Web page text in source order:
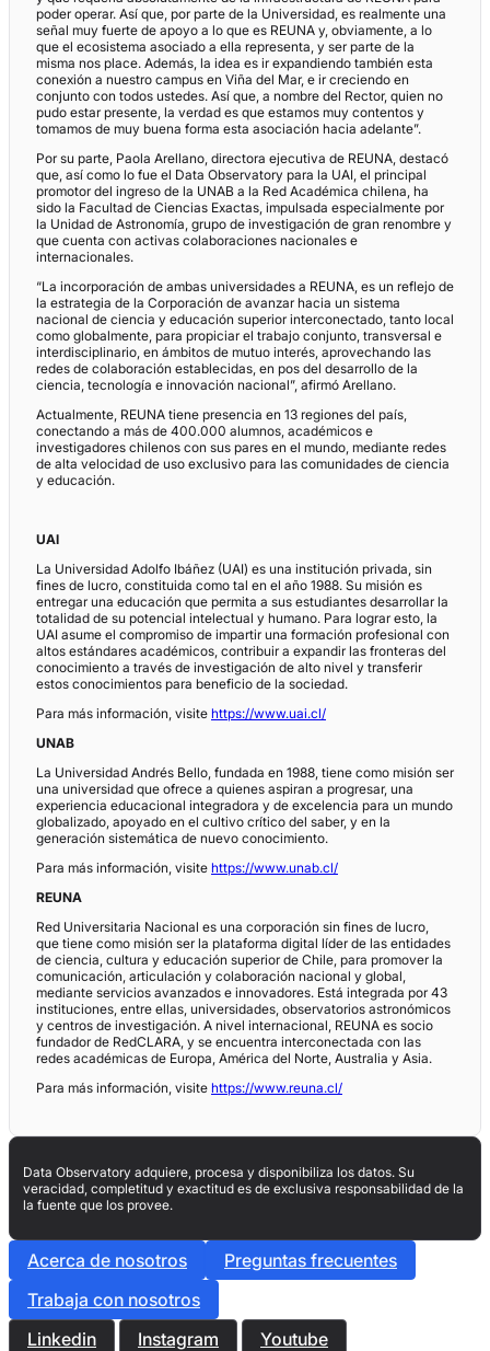
poder operar. Así que, por parte de la Universidad, es realmente una
señal muy fuerte de apoyo a lo que es REUNA y, obviamente, a lo
que el ecosistema asociado a ella representa, y ser parte de la
misma nos place. Además, la idea es ir expandiendo también esta
conexión a nuestro campus en Viña del Mar, e ir creciendo en
conjunto con todos ustedes. Así que, a nombre del Rector, quien no
pudo estar presente, la verdad es que estamos muy contentos y
tomamos de muy buena forma esta asociación hacia adelante”.
Por su parte, Paola Arellano, directora ejecutiva de REUNA, destacó
que, así como lo fue el Data Observatory para la UAI, el principal
promotor del ingreso de la UNAB a la Red Académica chilena, ha
sido la Facultad de Ciencias Exactas, impulsada especialmente por
la Unidad de Astronomía, grupo de investigación de gran renombre y
que cuenta con activas colaboraciones nacionales e
internacionales.
“La incorporación de ambas universidades a REUNA, es un reflejo de
la estrategia de la Corporación de avanzar hacia un sistema
nacional de ciencia y educación superior interconectado, tanto local
como globalmente, para propiciar el trabajo conjunto, transversal e
interdisciplinario, en ámbitos de mutuo interés, aprovechando las
redes de colaboración establecidas, en pos del desarrollo de la
ciencia, tecnología e innovación nacional”, afirmó Arellano.
Actualmente, REUNA tiene presencia en 13 regiones del país,
conectando a más de 400.000 alumnos, académicos e
investigadores chilenos con sus pares en el mundo, mediante redes
de alta velocidad de uso exclusivo para las comunidades de ciencia
y educación.
UAI
La Universidad Adolfo Ibáñez (UAI) es una institución privada, sin
fines de lucro, constituida como tal en el año 1988. Su misión es
entregar una educación que permita a sus estudiantes desarrollar la
totalidad de su potencial intelectual y humano. Para lograr esto, la
UAI asume el compromiso de impartir una formación profesional con
altos estándares académicos, contribuir a expandir las fronteras del
conocimiento a través de investigación de alto nivel y transferir
estos conocimientos para beneficio de la sociedad.
Para más información, visite https://www.uai.cl/
UNAB
La Universidad Andrés Bello, fundada en 1988, tiene como misión ser
una universidad que ofrece a quienes aspiran a progresar, una
experiencia educacional integradora y de excelencia para un mundo
globalizado, apoyado en el cultivo crítico del saber, y en la
generación sistemática de nuevo conocimiento.
Para más información, visite https://www.unab.cl/
REUNA
Red Universitaria Nacional es una corporación sin fines de lucro,
que tiene como misión ser la plataforma digital líder de las entidades
de ciencia, cultura y educación superior de Chile, para promover la
comunicación, articulación y colaboración nacional y global,
mediante servicios avanzados e innovadores. Está integrada por 43
instituciones, entre ellas, universidades, observatorios astronómicos
y centros de investigación. A nivel internacional, REUNA es socio
fundador de RedCLARA, y se encuentra interconectada con las
redes académicas de Europa, América del Norte, Australia y Asia.
Para más información, visite https://www.reuna.cl/
Data Observatory adquiere, procesa y disponibiliza los datos. Su
veracidad, completitud y exactitud es de exclusiva responsabilidad de la
la fuente que los provee.
Acerca de nosotros
Preguntas frecuentes
Trabaja con nosotros
Linkedin
Instagram Youtube